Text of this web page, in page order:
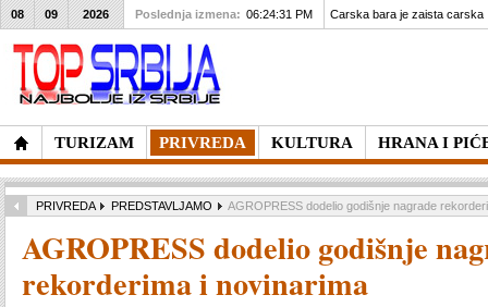
TURIZAM PRIVREDA KULTURA HRANA I
08 09 2026 Poslednja izmena: 06:24:31 PM Carska bara je zaista carska
PRIVREDA PREDSTAVLJAMO AGROPRESS dodelio godišnje nagrade
AGROPRESS dodelio godišnje
rekorderima i novinarima